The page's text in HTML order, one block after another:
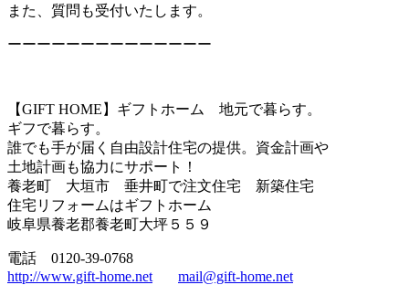
また、質問も受付いたします。
ーーーーーーーーーーーーーー
【GIFT HOME】ギフトホーム 地元で暮らす。
ギフで暮らす。
誰でも手が届く自由設計住宅の提供。資金計画や
土地計画も協力にサポート！
養老町 大垣市 垂井町で注文住宅 新築住宅
住宅リフォームはギフトホーム
岐阜県養老郡養老町大坪５５９
電話 0120-39-0768
http://www.gift-home.net
mail@gift-home.net